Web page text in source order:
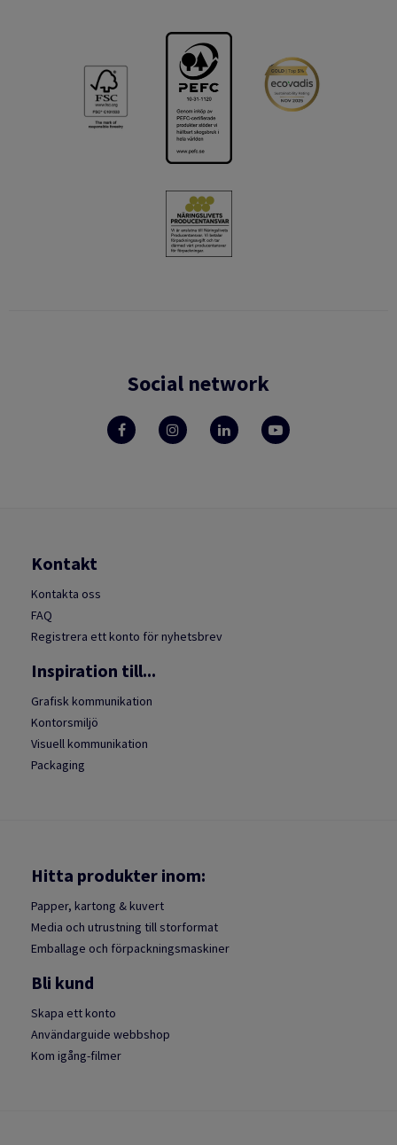
Social network
Kontakt
Kontakta oss
FAQ
Registrera ett konto för nyhetsbrev
Inspiration till...
Grafisk kommunikation
Kontorsmiljö
Visuell kommunikation
Packaging
Hitta produkter inom:
Papper, kartong & kuvert
Media och utrustning till storformat
Emballage och förpackningsmaskiner
Bli kund
Skapa ett konto
Användarguide webbshop
Kom igång-filmer